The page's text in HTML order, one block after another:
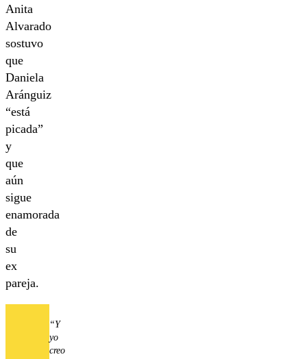
Anita
Alvarado
sostuvo
que
Daniela
Aránguiz
“está
picada”
y
que
aún
sigue
enamorada
de
su
ex
pareja.
“Y
yo
creo